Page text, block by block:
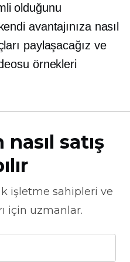
olduğunu
avantajınıza nasıl
paylaşacağız ve
örnekleri
satış
işletme sahipleri ve
için uzmanlar.